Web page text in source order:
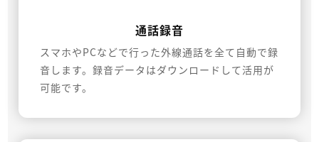
通話録音
スマホやPCなどで行った外線通話を全て自動で録
音します。録音データはダウンロードして活用が
可能です。